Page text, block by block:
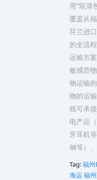
用“双清
覆盖从
芬兰进
的全流
运输方
敏感货
物运输
物的运
线可承
电产品
牙耳机
钢等）
Tag:福
海运福